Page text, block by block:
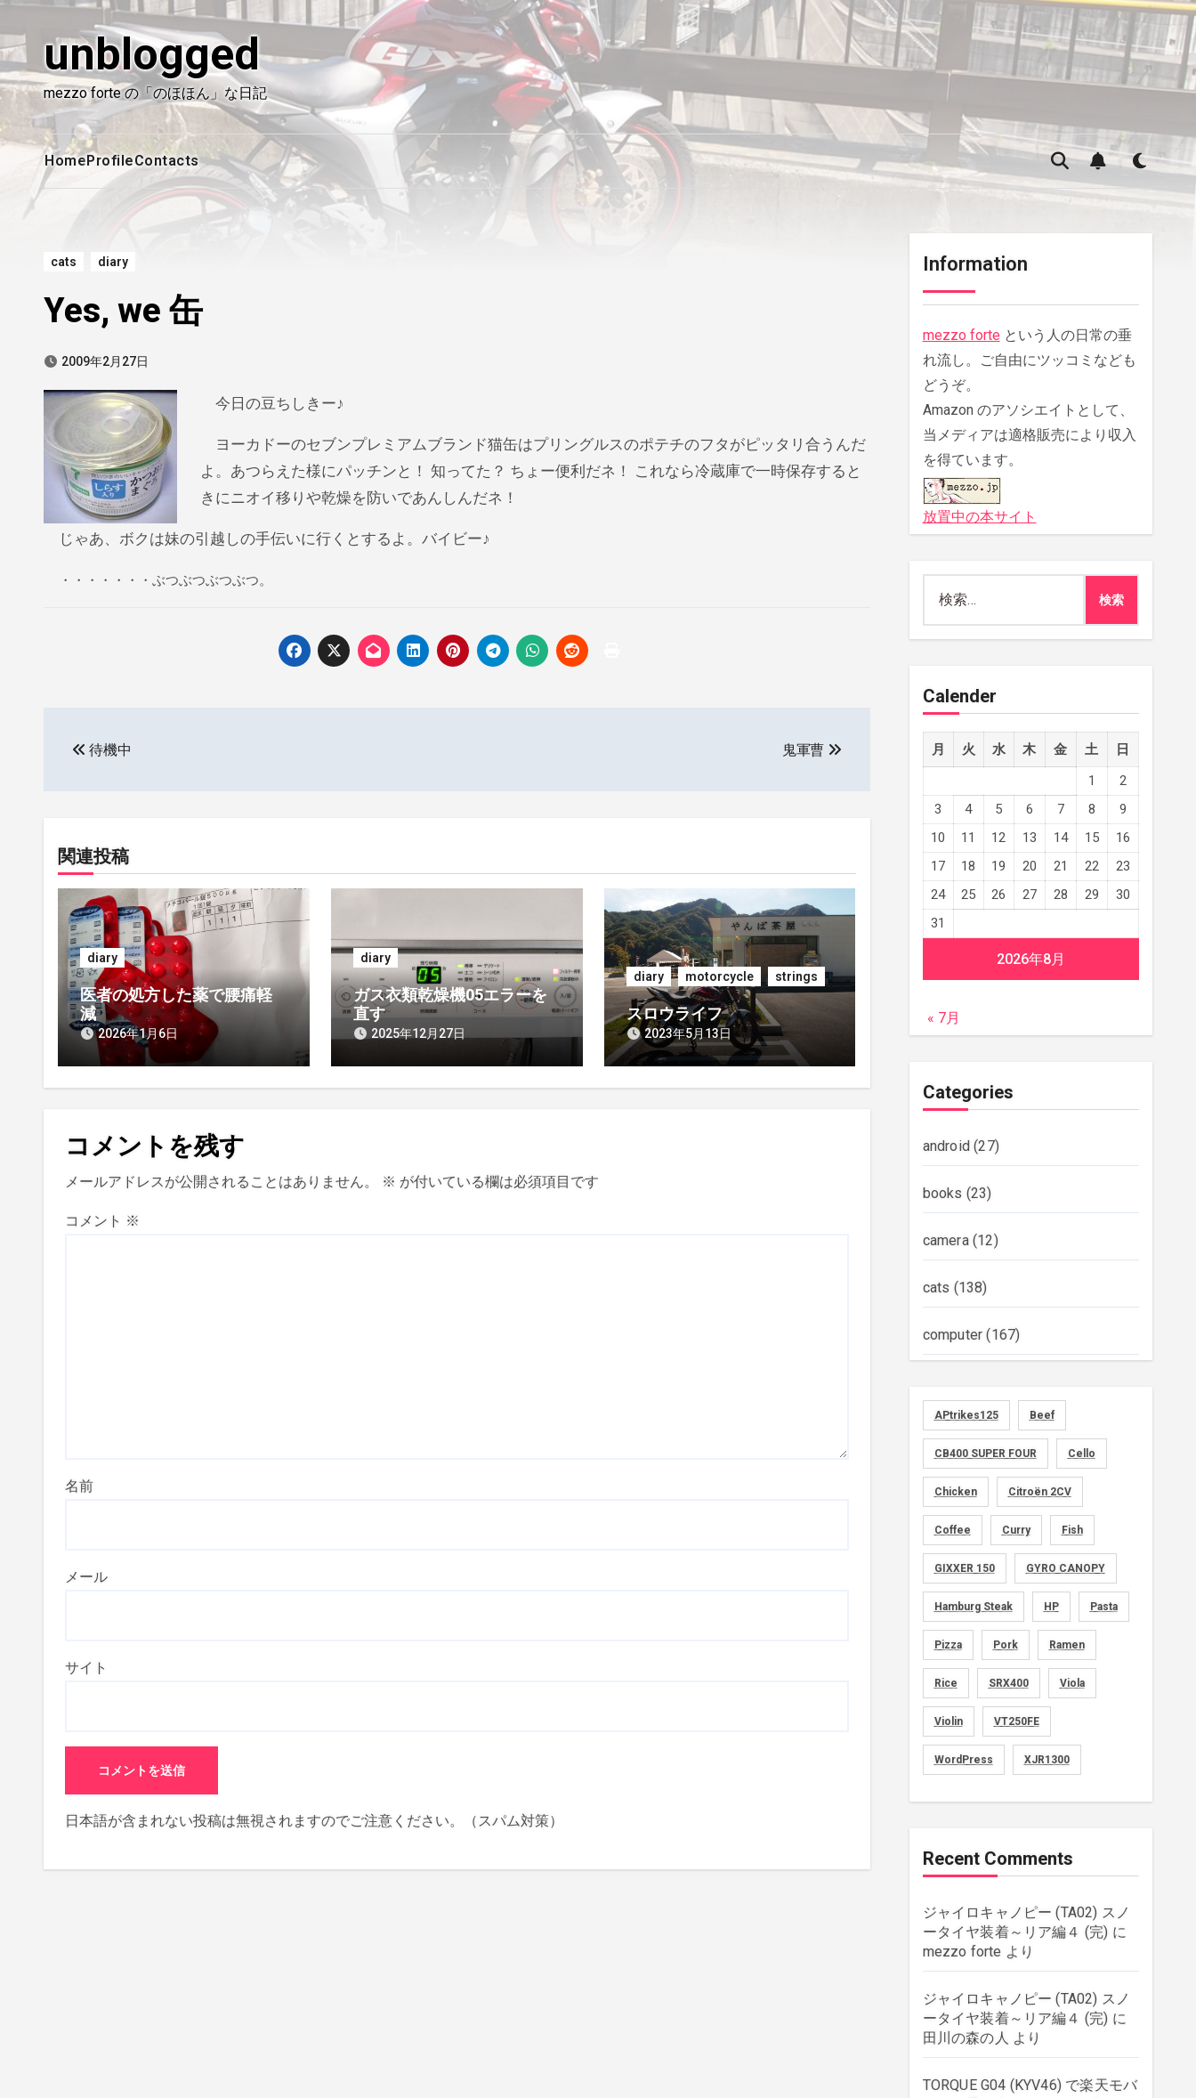
容
を
ス
ッ
unblogged
mezzo forte の「のほほん」な日記
HomeProfileContacts
cats diary
Yes, we 缶
2009年2月27日
今日の豆ちしきー♪
ヨーカドーのセブンプレミアムブランド猫缶はプリングルスのポテチのフタがピッタリ合うんだ
よ。あつらえた様にパッチンと！ 知ってた？ ちょー便利だネ！ これなら冷蔵庫で一時保存すると
きにニオイ移りや乾燥を防いであんしんだネ！
じゃあ、ボクは妹の引越しの手伝いに行くとするよ。バイビー♪
・・・・・・・ぶつぶつぶつぶつ。
ゲ
ー
シ
ョ
ン
待機中 鬼軍曹
関連投稿
diary
医者の処方した薬で腰痛軽
減
2026年1月6日
diary
ガス衣類乾燥機05エラーを
直す
2025年12月27日
diary motorcycle strings
スロウライフ
2023年5月13日
コメントを残す
メールアドレスが公開されることはありません。 ※ が付いている欄は必須項目です
コメント ※
名前
メール
サイト
日本語が含まれない投稿は無視されますのでご注意ください。（スパム対策）
Information
mezzo forte という人の日常の垂
れ流し。ご自由にツッコミなども
どうぞ。
Amazon のアソシエイトとして、
当メディアは適格販売により収入
を得ています。
放置中の本サイト
Calender
2026年8月
月 火 水 木 金 土
日
1
2
3
4 5 6 7 8
9
10
11 12 13 14 15
16
17
18 19 20 21 22
23
24
25 26 27 28 29
30
31
« 7月
Categories
android(27)
books (23)
camera(12)
cats (138)
computer (167)
foods(155)
graphics(134)
memo (30)
motorcycle(149)
movies(1)
music(51)
plants(43)
rebuilding(6)
strings(179)
wordpress(8)
APtrikes125 Beef
CB400 SUPER FOUR Cello
Chicken Citroën 2CV
Coffee Curry Fish
GIXXER 150 GYRO CANOPY
Hamburg Steak HP Pasta
Pizza Pork Ramen
Rice SRX400 Viola
Violin VT250FE
WordPress XJR1300
Recent Comments
ジャイロキャノピー (TA02) スノ
ータイヤ装着～リア編４ (完) に
mezzo forte より
ジャイロキャノピー (TA02) スノ
ータイヤ装着～リア編４ (完) に
田川の森の人 より
TORQUE G04 (KYV46) で楽天モバ